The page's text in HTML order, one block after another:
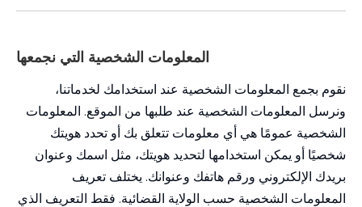
المعلومات الشخصية التي نجمعها
نقوم بجمع المعلومات الشخصية عند استخدامك لخدماتنا،
ونرسل المعلومات الشخصية عند طلبها من الموقع. المعلومات
الشخصية عمومًا هي أي معلومات تتعلق بك أو تحدد هويتك
شخصيًا أو يمكن استخدامها لتحديد هويتك، مثل اسمك وعنوان
بريدك الإلكتروني ورقم هاتفك وعنوانك. يختلف تعريف
المعلومات الشخصية حسب الولاية القضائية. فقط التعريف الذي